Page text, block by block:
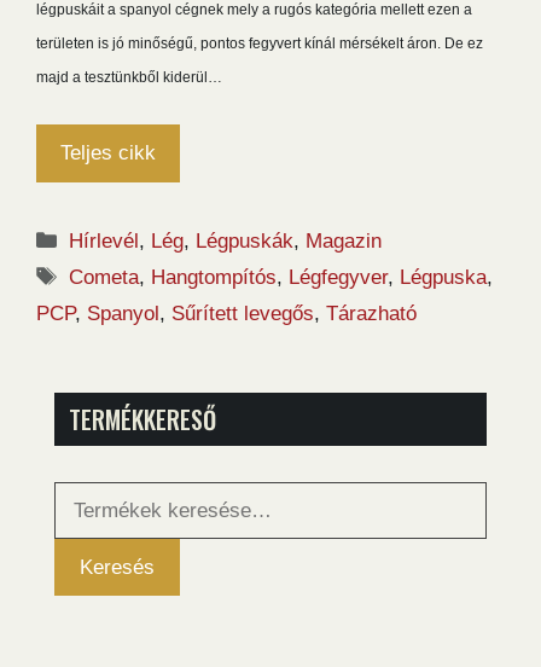
légpuskáit a spanyol cégnek mely a rugós kategória mellett ezen a
területen is jó minőségű, pontos fegyvert kínál mérsékelt áron. De ez
majd a tesztünkből kiderül…
Teljes cikk
Kategória
Hírlevél, Lég, Légpuskák, Magazin
Címkék
Cometa, Hangtompítós, Légfegyver, Légpuska,
PCP, Spanyol, Sűrített levegős, Tárazható
TERMÉKKERESŐ
Keresés
Keresés